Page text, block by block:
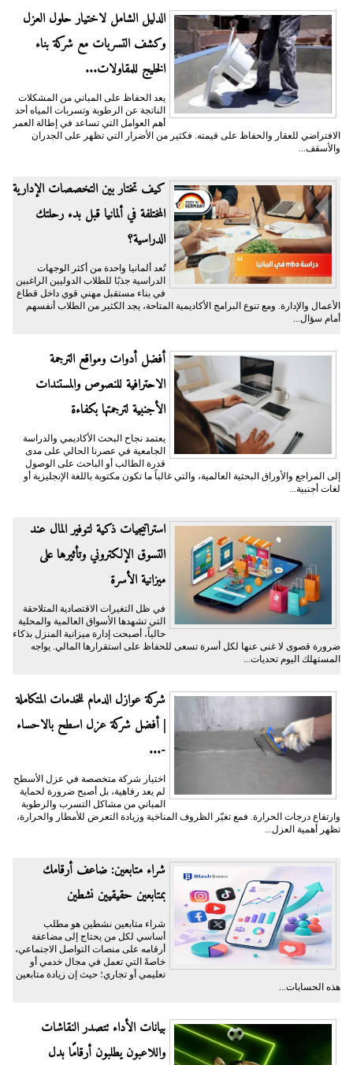
الدليل الشامل لاختيار حلول العزل
وكشف التسربات مع شركة بناء
الخليج للمقاولات...
يعد الحفاظ على المباني من المشكلات
الناتجة عن الرطوبة وتسربات المياه أحد
أهم العوامل التي تساعد في إطالة العمر
الافتراضي للعقار والحفاظ على قيمته. فكثير من الأضرار التي تظهر على الجدران
والأسقف...
كيف تختار بين التخصصات الإدارية
المختلفة في ألمانيا قبل بدء رحلتك
الدراسية؟
تُعد ألمانيا واحدة من أكثر الوجهات
الدراسية جذبًا للطلاب الدوليين الراغبين
في بناء مستقبل مهني قوي داخل قطاع
الأعمال والإدارة. ومع تنوع البرامج الأكاديمية المتاحة، يجد الكثير من الطلاب أنفسهم
أمام سؤال...
أفضل أدوات ومواقع الترجمة
الاحترافية للنصوص والمستندات
الأجنبية لترجمتها بكفاءة
يعتمد نجاح البحث الأكاديمي والدراسة
الجامعية في عصرنا الحالي على مدى
قدرة الطالب أو الباحث على الوصول
إلى المراجع والأوراق البحثية العالمية، والتي غالباً ما تكون مكتوبة باللغة الإنجليزية أو
لغات أجنبية...
​استراتيجيات ذكية لتوفير المال عند
التسوق الإلكتروني وتأثيرها على
ميزانية الأسرة
​في ظل التغيرات الاقتصادية المتلاحقة
التي تشهدها الأسواق العالمية والمحلية
حالياً، أصبحت إدارة ميزانية المنزل بذكاء
ضرورة قصوى لا غنى عنها لكل أسرة تسعى للحفاظ على استقرارها المالي. يواجه
المستهلك اليوم تحديات...
شركة عوازل الدمام للخدمات المتكاملة
| أفضل شركة عزل اسطح بالاحساء
-...
اختيار شركة متخصصة في عزل الأسطح
لم يعد رفاهية، بل أصبح ضرورة لحماية
المباني من مشاكل التسرب والرطوبة
وارتفاع درجات الحرارة. فمع تغيّر الظروف المناخية وزيادة التعرض للأمطار والحرارة،
تظهر أهمية العزل...
شراء متابعين: ضاعف أرقامك
بمتابعين حقيقيين نشطين
شراء متابعين نشطين هو مطلب
أساسي لكل من يحتاج إلى مضاعفة
أرقامه على منصات التواصل الاجتماعي،
خاصةً التي تعمل في مجال خدمي أو
تعليمي أو تجاري؛ حيث إن زيادة متابعين
هذه الحسابات...
بيانات الأداء تتصدر النقاشات
واللاعبون يطلبون أرقامًا بدل